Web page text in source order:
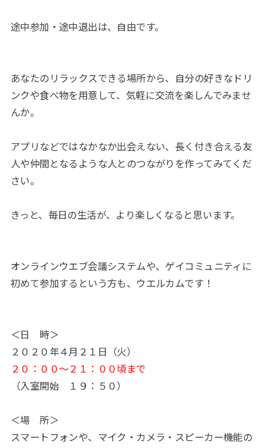
途中参加・途中退出は、自由です。
あなたのリラックスできる場所から、自分の好きなドリ
ンクや食べ物を用意して、気軽に交流を楽しんでみませ
んか。
アプリなどではなかなか出会えない、長く付き合える友
人や仲間となるような人とのつながりを作ってみてくだ
さい。
きっと、毎日の生活が、より楽しくなると思います。
オンラインウエブ会議システムや、ゲイコミュニティに
初めて参加するという方も、ウエルカムです！
＜日 時＞
２０２０年４月２１日（火）
２０：００～２１：００頃まで
（入室開始 １９：５０）
＜場 所＞
スマートフォンや、マイク・カメラ・スピーカー機能の